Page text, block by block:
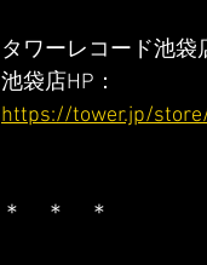
タワーレコード池
池袋店HP：
https://tower.jp/
＊　＊　＊